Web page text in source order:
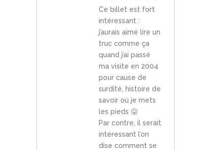
Ce billet est fort
intéressant :
j’aurais aimé lire un
truc comme ça
quand j’ai passé
ma visite en 2004
pour cause de
surdité, histoire de
savoir où je mets
les pieds 😛
Par contre, il serait
intéressant l’on
dise comment se